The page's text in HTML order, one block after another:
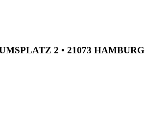
2 • 21073 HAMBURG